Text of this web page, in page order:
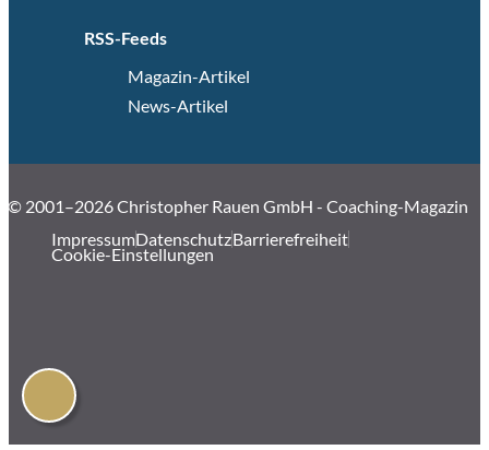
RSS-Feeds
Magazin-Artikel
News-Artikel
© 2001–2026 Christopher Rauen GmbH - Coaching-Magazin
ImpressumDatenschutzBarrierefreiheit
Cookie-Einstellungen